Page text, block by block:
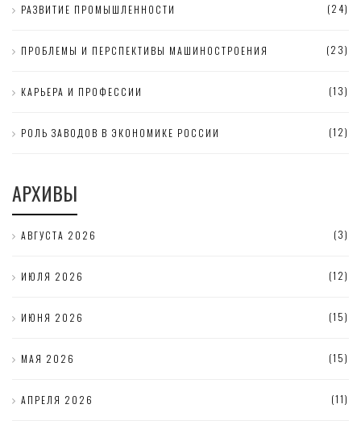
РАЗВИТИЕ ПРОМЫШЛЕННОСТИ (24)
ПРОБЛЕМЫ И ПЕРСПЕКТИВЫ МАШИНОСТРОЕНИЯ (23)
КАРЬЕРА И ПРОФЕССИИ (13)
РОЛЬ ЗАВОДОВ В ЭКОНОМИКЕ РОССИИ (12)
АРХИВЫ
АВГУСТА 2026 (3)
ИЮЛЯ 2026 (12)
ИЮНЯ 2026 (15)
МАЯ 2026 (15)
АПРЕЛЯ 2026 (11)